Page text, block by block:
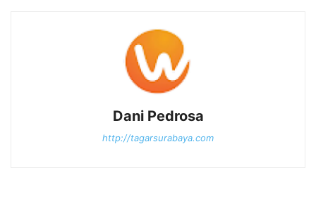
Dani Pedrosa
http://tagarsurabaya.com